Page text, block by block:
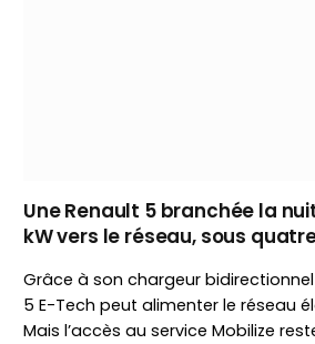
Une Renault 5 branchée la
kW vers le réseau, sous
Grâce à son chargeur bidirectionnel
5 E-Tech peut alimenter le réseau
Mais l’accès au service Mobilize